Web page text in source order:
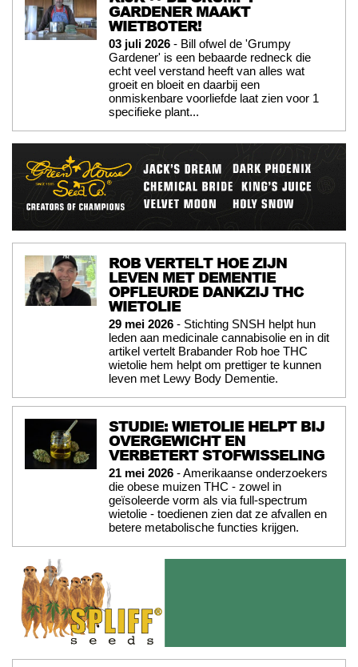
GARDENER MAAKT
WIETBOTER!
03 juli 2026 - Bill ofwel de 'Grumpy
Gardener' is een bebaarde redneck die
echt veel verstand heeft van alles wat
groeit en bloeit en daarbij een
onmiskenbare voorliefde laat zien voor 1
specifieke plant...
ROB VERTELT HOE ZIJN
LEVEN MET DEMENTIE
OPFLEURDE DANKZIJ THC
WIETOLIE
29 mei 2026 - Stichting SNSH helpt hun
leden aan medicinale cannabisolie en in dit
artikel vertelt Brabander Rob hoe THC
wietolie hem helpt om prettiger te kunnen
leven met Lewy Body Dementie.
STUDIE: WIETOLIE HELPT BIJ
OVERGEWICHT EN
VERBETERT STOFWISSELING
21 mei 2026 - Amerikaanse onderzoekers
die obese muizen THC - zowel in
geïsoleerde vorm als via full-spectrum
wietolie - toedienen zien dat ze afvallen en
betere metabolische functies krijgen.